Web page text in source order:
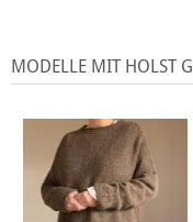
MODELLE MIT HOLST